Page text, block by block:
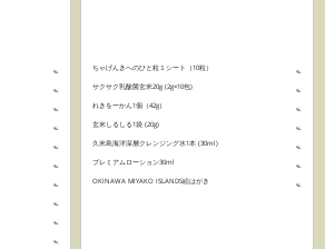
ちゃげんきへのひと粒１シート（10粒）
サクサク乳酸菌玄米20g (2g×10包)
れきをーかん1個（42g）
玄米しるしる1袋 (20g)
久米島海洋深層クレンジング水1本 (30ml)
プレミアムローション30ml
OKINAWA MIYAKO ISLANDS絵はがき